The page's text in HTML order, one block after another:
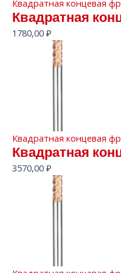
Квадратная концевая
Квадратная
1780,00 ₽
Квадратная концевая
Квадратная
3570,00 ₽